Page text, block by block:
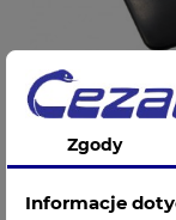
Pilot do
SPT/SPRT CU
Cena329,00
Zgody
Informacje